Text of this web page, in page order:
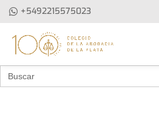
+5492215575023
Buscar: